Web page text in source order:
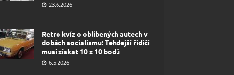
23.6.2026
Retro kvíz o oblíbených autech v
dobách socialismu: Tehdejší řidiči
musí získat 10 z 10 bodů
6.5.2026